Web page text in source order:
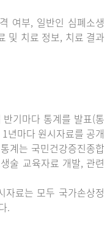
여부, 일반인 심폐소생
및 치료 정보, 치료 결과
기마다 통계를 발표(통
년마다 원시자료를 공개
계는 국민건강증진종합
술 교육자료 개발, 관련
자료는 모두 국가손상정
.